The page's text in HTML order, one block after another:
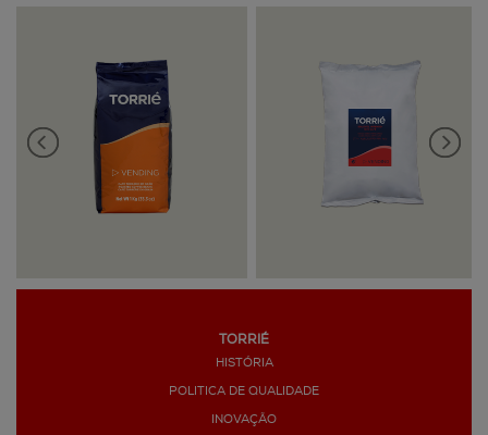
TORRIÉ
HISTÓRIA
POLITICA DE QUALIDADE
INOVAÇÃO